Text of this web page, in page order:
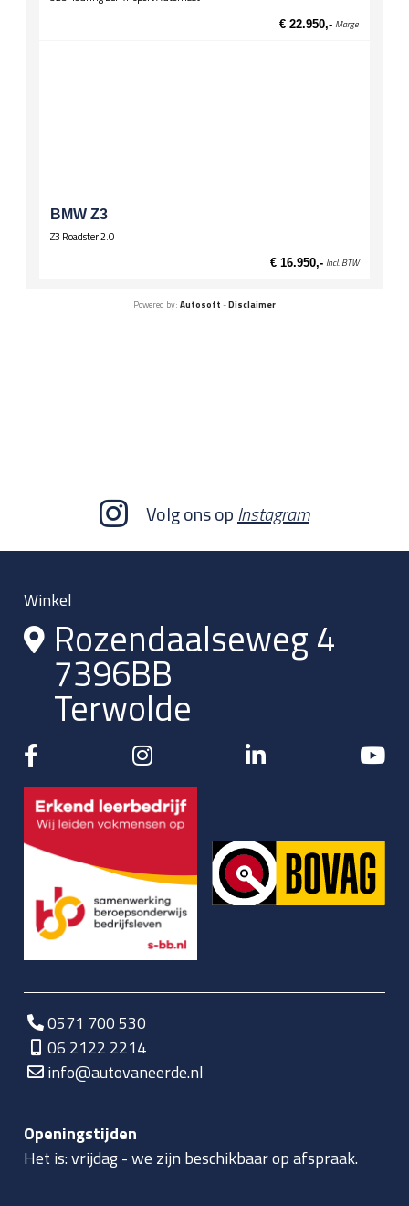
€ 22.950,- Marge
BMW Z3
Z3 Roadster 2.0
€ 16.950,- Incl. BTW
Powered by: Autosoft -Disclaimer
Volg ons opInstagram
Winkel
Rozendaalseweg 4
7396BB
Terwolde
0571 700 530
06 2122 2214
info@autovaneerde.nl
Openingstijden
Het is:vrijdag-we zijn beschikbaar op afspraak.